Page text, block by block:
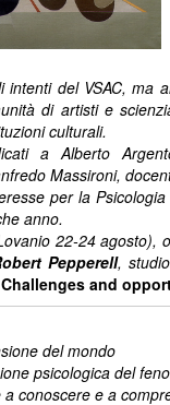
del VSAC, ma
di artisti e
culturali.
a Alberto
Massironi,
per la
anno.
22-24 agosto),
Pepperell,
and
del mondo
psicologica del
conoscere e a